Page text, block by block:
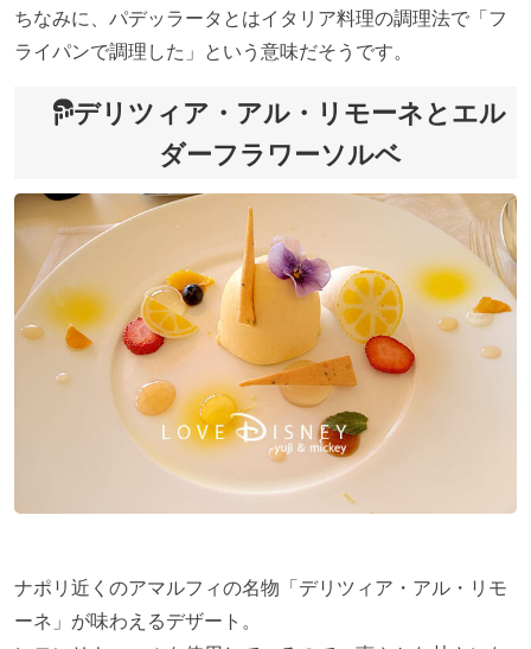
ちなみに、パデッラータとはイタリア料理の調理法で「フ
ライパンで調理した」という意味だそうです。
デリツィア・アル・リモーネとエル
ダーフラワーソルベ
ナポリ近くのアマルフィの名物「デリツィア・アル・リモ
ーネ」が味わえるデザート。